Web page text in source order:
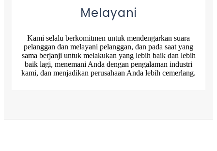
Melayani
Kami selalu berkomitmen untuk mendengarkan suara
pelanggan dan melayani pelanggan, dan pada saat yang
sama berjanji untuk melakukan yang lebih baik dan lebih
baik lagi, menemani Anda dengan pengalaman industri
kami, dan menjadikan perusahaan Anda lebih cemerlang.